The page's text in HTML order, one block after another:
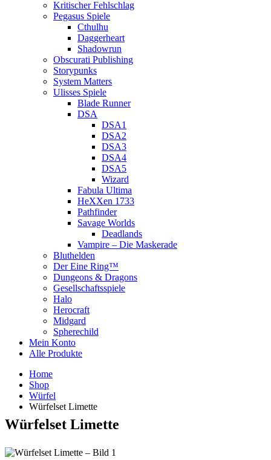
Kritischer Fehlschlag
Pegasus Spiele
Cthulhu
Daggerheart
Shadowrun
Obscurati Publishing
Storypunks
System Matters
Ulisses Spiele
Blade Runner
DSA
DSA1
DSA2
DSA3
DSA4
DSA5
Wizard
Fabula Ultima
HeXXen 1733
Pathfinder
Savage Worlds
Deadlands
Vampire – Die Maskerade
Bluthelden
Der Eine Ring™
Dungeons & Dragons
Gesellschaftsspiele
Halo
Herocraft
Midgard
Spherechild
Mein Konto
Alle Produkte
Home
Shop
Würfel
Würfelset Limette
Würfelset Limette